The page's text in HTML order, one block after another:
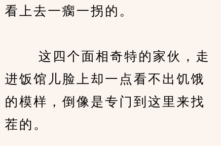
看上去一瘸一拐的。
这四个面相奇特的家伙，走
进饭馆儿脸上却一点看不出饥饿
的模样，倒像是专门到这里来找
茬的。